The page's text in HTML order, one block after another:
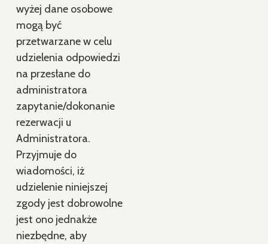
wyżej dane osobowe
mogą być
przetwarzane w celu
udzielenia odpowiedzi
na przesłane do
administratora
zapytanie/dokonanie
rezerwacji u
Administratora.
Przyjmuje do
wiadomości, iż
udzielenie niniejszej
zgody jest dobrowolne
jest ono jednakże
niezbędne, aby